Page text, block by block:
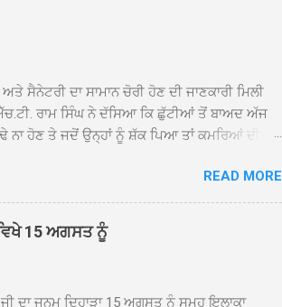
ਇਸ ਮੌਕੇ ਪੰਜ ਪਿਆਰੇ ਸਾਹਿਬਾਨ ਤੇ ਨਗਰ ਕੀਰਤਨ ਦੇ
ਹਰਜੀਤ ਸਿੰਘ ਵੱਲੋਂ ਸਿਰੋਪਾਓ ਦੇ ਕੇ ਵਿਸ਼ੇਸ਼ ਤੌਰ ’ਤੇ
ਸੈਨੇਟਰੀ ਦਾ ਸਾਮਾਨ ਚੋਰੀ ਹੋਣ ਦੀ ਜਾਣਕਾਰੀ ਮਿਲੀ
ਰਾਮ ਸਿੰਘ ਨੇ ਦੱਸਿਆ ਕਿ ਛੁੱਟੀਆਂ ਤੋਂ ਬਾਅਦ ਅੱਜ
ਨਾ ਹੋਣ ਤੇ ਜਦੋਂ ਉਨ੍ਹਾਂ ਨੂੰ ਸ਼ੱਕ ਪਿਆ ਤਾਂ ਕਮਰਿਆਂ ਦੀਆਂ
ਸਨ ਅਤੇ 20 ਜੂਨ ਤੱਕ ਸਭ ਠੀਕ ਸੀ। ਚੋਰੀ ਦੀ ਘਟਨਾ
ਬਾਲਾ, ਹਰਜੀਤ ਕੌਰ, ਕਮਲਪ੍ਰੀਤ ਕੌਰ ਅਤੇ ਹਰਵਿੰਦਰ
ਸੇਵਾ ਸੀ.ਐੱਚ.ਟੀ. ਰਾਮ ਸਿੰਘ ਵੱਲੋਂ ਕੀਤੀ ਗਈ ਸੀ
ਹੋਣ ਨਾਲ ਬੱਚਿਆਂ ਦੇ ਮਾਪਿਆਂ ਵਿੱਚ ਭਾਰੀ ਰੋਸ ਹੈ ਅਤੇ
READ MORE
ਵਿਖੇ 15 ਅਗਸਤ ਨੂੰ
ਦਾ ਜਨਮ ਦਿਹਾੜਾ 15 ਅਗਸਤ ਨੂੰ ਸਮੂਹ ਇਲਾਕਾ